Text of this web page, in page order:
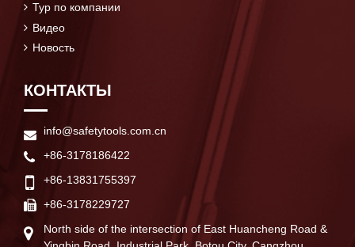
Тур по компании
Видео
Новость
КОНТАКТЫ
info@safetytools.com.cn
+86-3178186422
+86-13831755397
+86-3178229727
North side of the intersection of East Huancheng Road &